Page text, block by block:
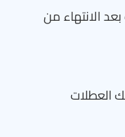
الانتهاء من
العطلات